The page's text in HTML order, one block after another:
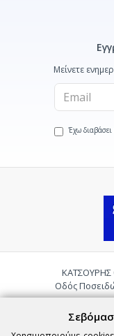
Μείνετε
Έχω
ΚΑΤΣΟΥΡΗΣ
Οδός
Email: